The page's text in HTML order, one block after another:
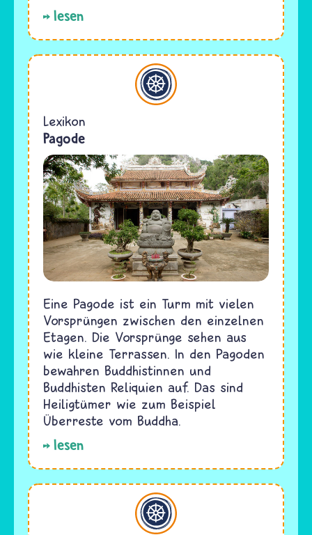
lesen
Buddhismus
Lexikon
Pagode
Eine Pagode ist ein Turm mit vielen
Vorsprüngen zwischen den einzelnen
Etagen. Die Vorsprünge sehen aus
wie kleine Terrassen. In den Pagoden
bewahren Buddhistinnen und
Buddhisten Reliquien auf. Das sind
Heiligtümer wie zum Beispiel
Überreste vom Buddha.
lesen
Buddhismus